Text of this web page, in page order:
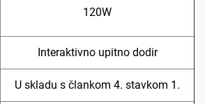
120W
Interaktivno upitno dodir
U skladu s člankom 4. stavkom 1.